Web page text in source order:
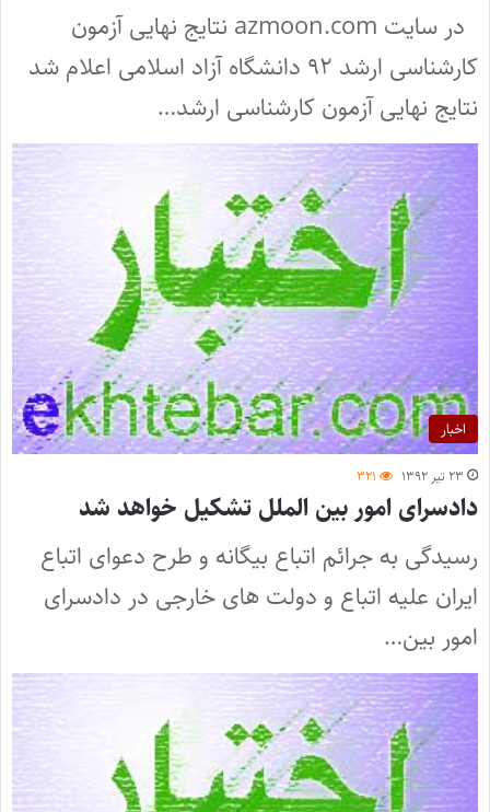
در سایت azmoon.com نتایج نهایی آزمون
کارشناسی ارشد ۹۲ دانشگاه آزاد اسلامی اعلام شد
نتایج نهایی آزمون کارشناسی ارشد…
اخبار
۲۳ تیر ۱۳۹۲ ۳۲۱
دادسرای امور بین الملل تشکیل خواهد شد
رسیدگی به جرائم اتباع بیگانه و طرح دعوای اتباع
ایران علیه اتباع و دولت های خارجی در دادسرای
امور بین…